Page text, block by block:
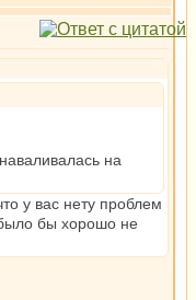
на
у вас нету проблем
бы хорошо не